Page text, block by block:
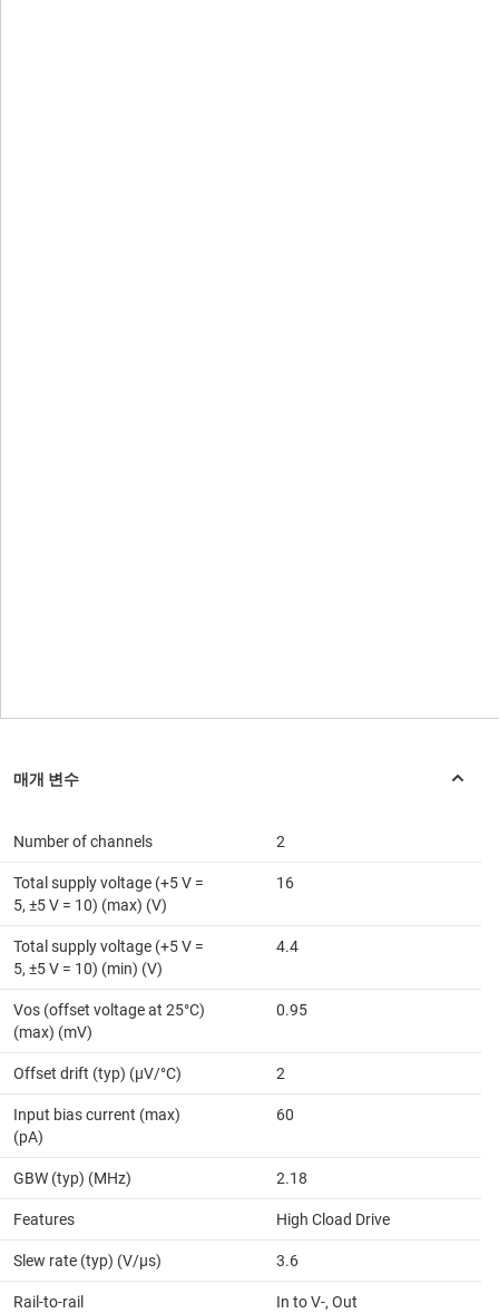
Number of channels 2
Total supply voltage (+5 V =
5, ±5 V = 10) (max) (V)
16
Total supply voltage (+5 V =
5, ±5 V = 10) (min) (V)
4.4
Vos (offset voltage at 25°C)
(max) (mV)
0.95
Offset drift (typ) (µV/°C) 2
Input bias current (max)
(pA)
60
GBW (typ) (MHz) 2.18
Features High Cload Drive
Slew rate (typ) (V/µs) 3.6
Rail-to-rail In to V-, Out